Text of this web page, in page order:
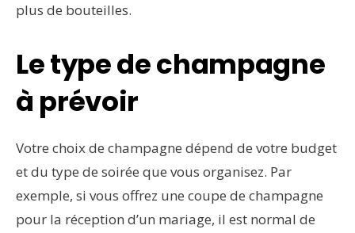
plus de bouteilles.
Le type de champagne
à prévoir
Votre choix de champagne dépend de votre budget
et du type de soirée que vous organisez. Par
exemple, si vous offrez une coupe de champagne
pour la réception d’un mariage, il est normal de